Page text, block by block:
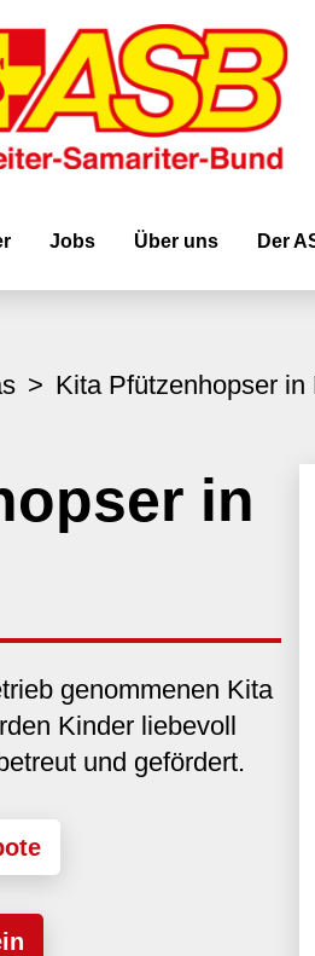
Jobs Über uns Der
Kita Pfützenhopser in
in
genommenen Kita
Kinder liebevoll
und gefördert.